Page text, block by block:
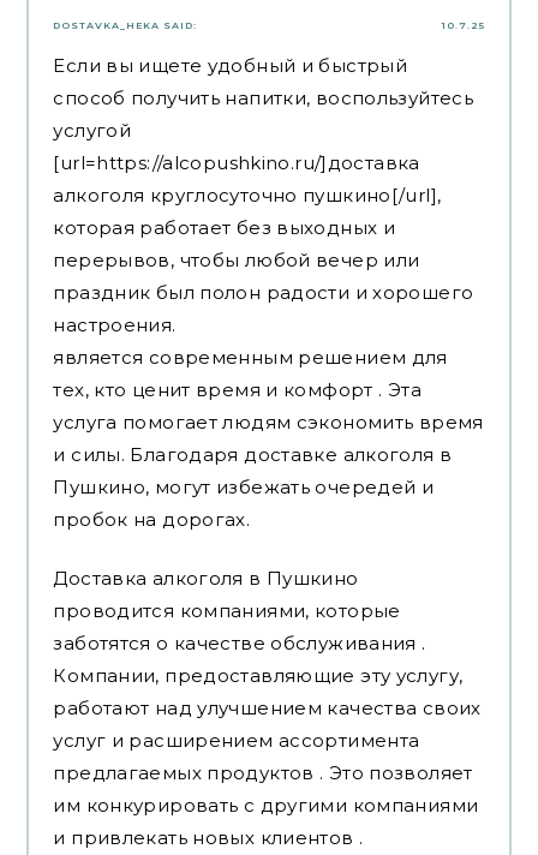
10.7.25
DOSTAVKA_HEKA SAID:
Если вы ищете удобный и быстрый
способ получить напитки, воспользуйтесь
услугой
[url=https://alcopushkino.ru/]доставка
алкоголя круглосуточно пушкино[/url],
которая работает без выходных и
перерывов, чтобы любой вечер или
праздник был полон радости и хорошего
настроения.
является современным решением для
тех, кто ценит время и комфорт . Эта
услуга помогает людям сэкономить время
и силы. Благодаря доставке алкоголя в
Пушкино, могут избежать очередей и
пробок на дорогах.
Доставка алкоголя в Пушкино
проводится компаниями, которые
заботятся о качестве обслуживания .
Компании, предоставляющие эту услугу,
работают над улучшением качества своих
услуг и расширением ассортимента
предлагаемых продуктов . Это позволяет
им конкурировать с другими компаниями
и привлекать новых клиентов .